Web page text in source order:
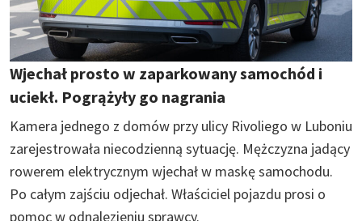
Wjechał prosto w zaparkowany samochód i
uciekł. Pogrążyły go nagrania
Kamera jednego z domów przy ulicy Rivoliego w Luboniu
zarejestrowała niecodzienną sytuację. Mężczyzna jadący
rowerem elektrycznym wjechał w maskę samochodu.
Po całym zajściu odjechał. Właściciel pojazdu prosi o
pomoc w odnalezieniu sprawcy.